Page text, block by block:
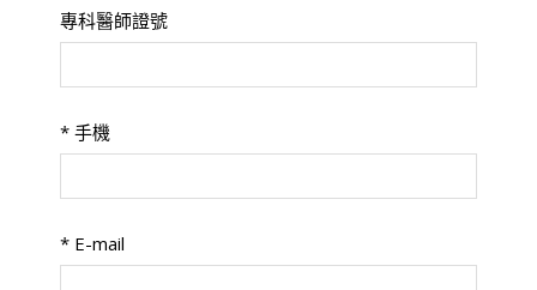
專科醫師證號
* 手機
* E-mail